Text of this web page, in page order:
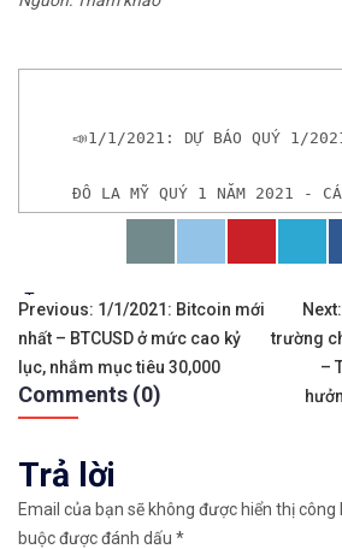
📣1/1/2021: DỰ BÁO QUÝ 1/
ĐÔ LA MỸ QUÝ 1 NĂM
𝘟𝘦𝘮 𝘤𝘩𝘪 𝘵𝘪ế𝘵: https://
✨🏆𝐗𝐨á 𝐛ỏ 𝐥𝐨 𝐥ắ𝐧𝐠 𝐤𝐡𝐢 𝐭𝐡𝐚𝐦
✅𝘔ở 𝘵à𝘪 𝘬𝘩𝘰ả𝘯 𝘵𝘳ê𝘯 𝘴à𝘯
✅𝘔ở 𝘵à𝘪 𝘬𝘩𝘰ả𝘯 𝘵𝘳ê𝘯 𝘴à𝘯
✅𝘔ở 𝘵à𝘪 𝘬𝘩𝘰ả𝘯 𝘵𝘳ê𝘯 𝘴à𝘯
🔗https://
Tags:
Điều
hướng
bài
viết
Previous: 1/1/2021: Bitcoin mới
nhất – BTCUSD ở mức cao kỷ
lục, nhắm mục tiêu 30,000
Next:
trường
–
Comments (0)
Trả lời
Email của bạn sẽ không được hiển thị công
buộc được đánh dấu *